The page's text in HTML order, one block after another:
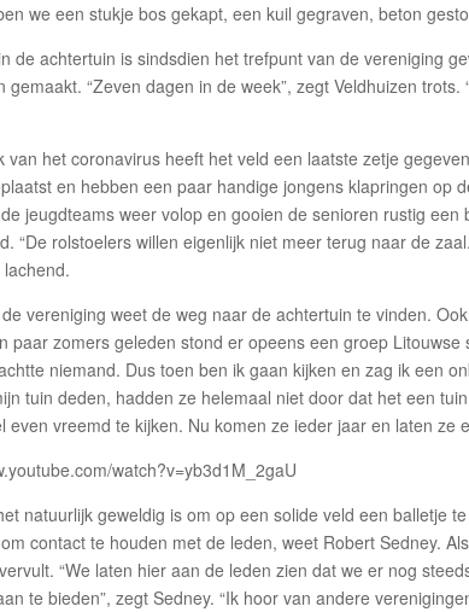
we een stukje bos gekapt, een kuil gegraven, beton
de achtertuin is sindsdien het trefpunt van de vereniging
gemaakt. “Zeven dagen in de week”, zegt Veldhuizen
van het coronavirus heeft het veld een laatste zetje
en hebben een paar handige jongens klapringen op
jeugdteams weer volop en gooien de senioren rustig
“De rolstoelers willen eigenlijk niet meer terug naar de
vereniging weet de weg naar de achtertuin te vinden.
paar zomers geleden stond er opeens een groep
niemand. Dus toen ben ik gaan kijken en zag ik een
tuin deden, hadden ze helemaal niet door dat het een
even vreemd te kijken. Nu komen ze ieder jaar en laten ze
watch?v=yb3d1M_2gaU
natuurlijk geweldig is om op een solide veld een balletje
contact te houden met de leden, weet Robert Sedney.
“We laten hier aan de leden zien dat we er nog
te bieden”, zegt Sedney. “Ik hoor van andere